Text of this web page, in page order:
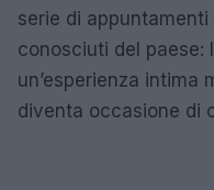
serie di
conosciuti del paese:
un’esperienza intima
diventa occasione di